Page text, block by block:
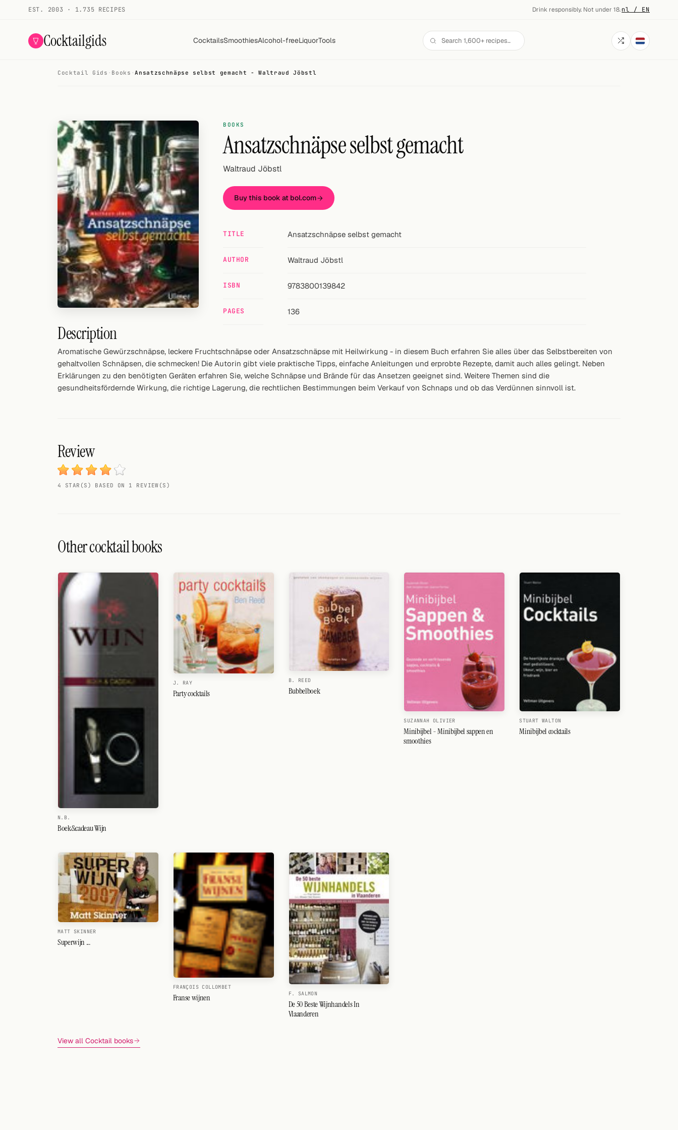
EST. 2003 · 1.735 RECIPES Drink responsibly. Not under 18.·nl / EN
Cocktailgids CocktailsSmoothiesAlcohol-freeLiquorTools
Random drink
Add your own cocktail or smoothie here.
Cocktail glasses
Cocktail books
Cocktail Gids · Books ·Ansatzschnäpse selbst gemacht - Waltraud Jöbstl
BOOKS
Ansatzschnäpse selbst gemacht
Waltraud Jöbstl
Buy this book at bol.com
TITLE Ansatzschnäpse selbst gemacht
AUTHOR Waltraud Jöbstl
ISBN 9783800139842
PAGES 136
Description
Aromatische Gewürzschnäpse, leckere Fruchtschnäpse oder Ansatzschnäpse mit Heilwirkung - in diesem Buch erfahren Sie alles über das Selbstbereiten von
gehaltvollen Schnäpsen, die schmecken! Die Autorin gibt viele praktische Tipps, einfache Anleitungen und erprobte Rezepte, damit auch alles gelingt. Neben
Erklärungen zu den benötigten Geräten erfahren Sie, welche Schnäpse und Brände für das Ansetzen geeignet sind. Weitere Themen sind die
gesundheitsfördernde Wirkung, die richtige Lagerung, die rechtlichen Bestimmungen beim Verkauf von Schnaps und ob das Verdünnen sinnvoll ist.
Review
4 STAR(S) BASED ON 1 REVIEW(S)
Other cocktail books
N.B.
Boek&cadeau Wijn
J. RAY
Party cocktails
B. REED
Bubbelboek
SUZANNAH OLIVIER
Minibijbel - Minibijbel sappen en
smoothies
STUART WALTON
Minibijbel cocktails
MATT SKINNER
Superwijn ...
FRANÇOIS COLLOMBET
Franse wijnen F. SALMON
De 50 Beste Wijnhandels In
Vlaanderen
View all Cocktail books